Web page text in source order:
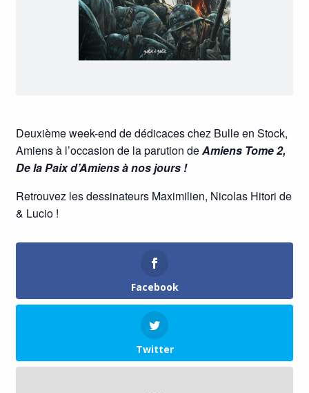
Deuxième week-end de dédicaces chez Bulle en Stock,
Amiens à l’occasion de la parution deAmiens Tome 2,
De la Paix d’Amiens à nos jours !
Retrouvez les dessinateurs Maximilien, Nicolas Hitori de
& Lucio !
Facebook
Twitter